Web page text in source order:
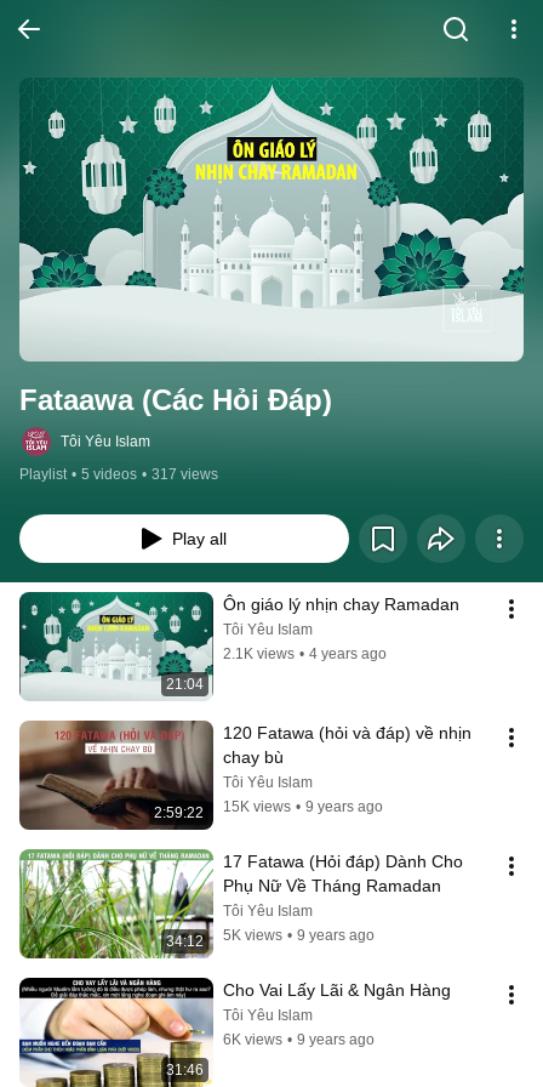
Fataawa (Các Hỏi Đáp)
Tôi Yêu Islam
Playlist • 5 videos • 317 views
Play all
21:04
Ôn giáo lý nhịn chay Ramadan
Tôi Yêu Islam
2.1K views • 4 years ago
2:59:22
120 Fatawa (hỏi và đáp) về nhịn
chay bù
Tôi Yêu Islam
15K views • 9 years ago
34:12
17 Fatawa (Hỏi đáp) Dành Cho
Phụ Nữ Về Tháng Ramadan
Tôi Yêu Islam
5K views • 9 years ago
31:46
Cho Vai Lấy Lãi & Ngân Hàng
Tôi Yêu Islam
6K views • 9 years ago